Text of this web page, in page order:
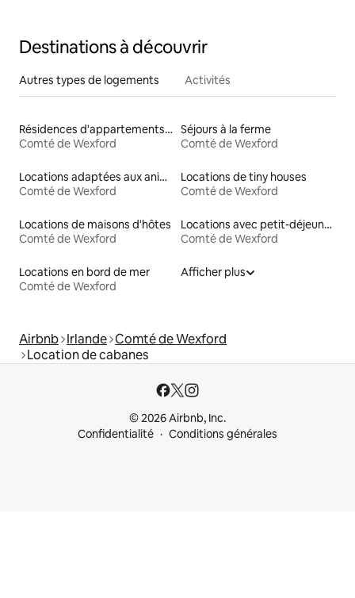
Destinations à découvrir
Autres types de logements Activités
Résidences d'appartements en location
Comté de Wexford
Séjours à la ferme
Comté de Wexford
Locations adaptées aux animaux
Comté de Wexford
Locations de tiny houses
Comté de Wexford
Locations de maisons d'hôtes
Comté de Wexford
Locations avec petit-déjeuner
Comté de Wexford
Locations en bord de mer
Comté de Wexford
Afficher plus
Airbnb Irlande Comté de Wexford
Location de cabanes
© 2026 Airbnb, Inc.
Confidentialité
Conditions générales